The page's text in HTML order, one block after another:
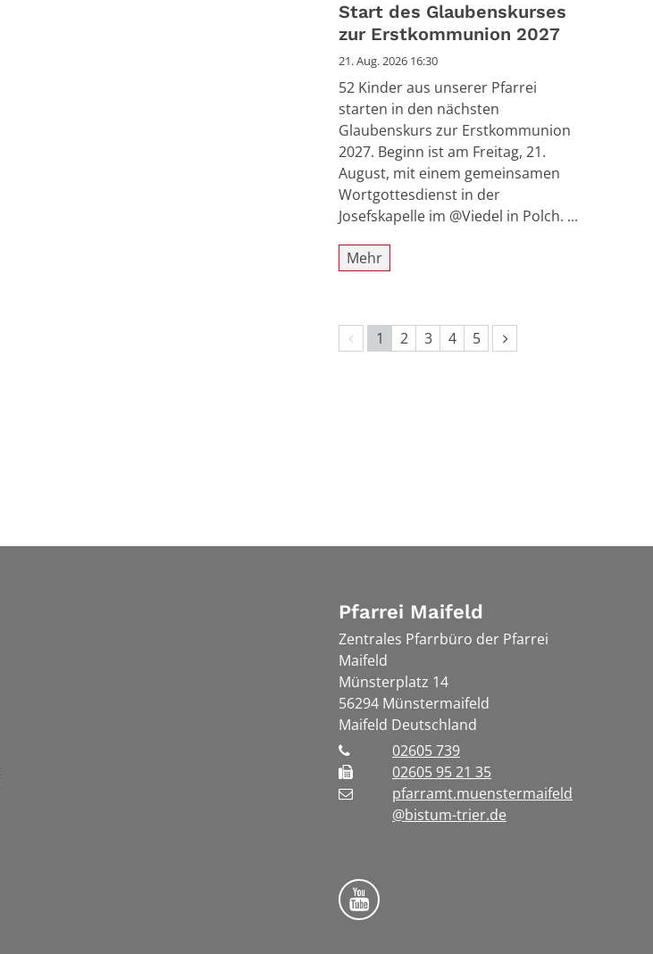
Datum: 21. August 2026
Start des Glaubenskurses
zur Erstkommunion 2027
21. Aug. 2026 16:30
52 Kinder aus unserer Pfarrei
starten in den nächsten
Glaubenskurs zur Erstkommunion
2027. Beginn ist am Freitag, 21.
August, mit einem gemeinsamen
Wortgottesdienst in der
Josefskapelle im @Viedel in Polch. ...
Mehr
Vorherige Seite
1 2 3 4 5 Nächste Seite
Pfarrei Maifeld
Zentrales Pfarrbüro der Pfarrei
Maifeld
Münsterplatz 14
56294 Münstermaifeld
Maifeld Deutschland
02605 739
02605 95 21 35
pfarramt.muenstermaifeld
@bistum-trier.de
Folge uns auf YouTube